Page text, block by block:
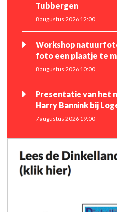
Tubbergen
8 augustus 2026 12:00
Workshop
foto een plaatje te
8 augustus 2026 10:00
Presentatie van het
Harry Bannink bij
7 augustus 2026 19:00